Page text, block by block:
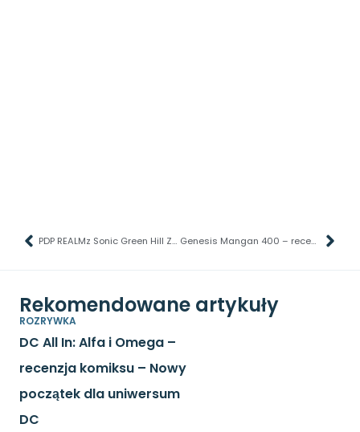
PDP REALMz Sonic Green Hill Zone – recenzja pada – skromny, ale dobry Genesis Mangan 400 – recenzja kontrolera – nowy początek
Rekomendowane artykuły
ROZRYWKA
DC All In: Alfa i Omega –
recenzja komiksu – Nowy
początek dla uniwersum
DC